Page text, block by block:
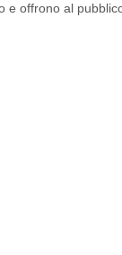
e offrono al